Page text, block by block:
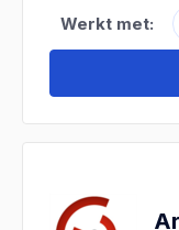
Werkt met: